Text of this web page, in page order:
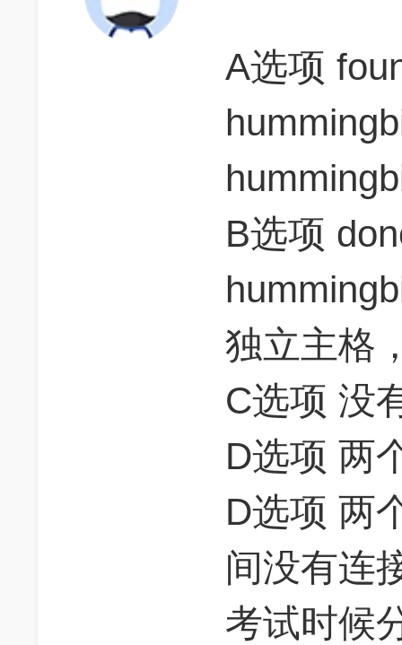
A选项
B选项
独立主格
C选项 没
D选项 两
D选项 两
间没有连
考试时候